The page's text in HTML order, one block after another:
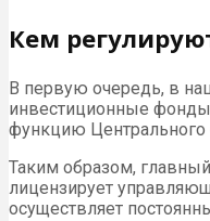
Кем
В первую очередь, в
инвестиционные
функцию Центрального
Таким образом,
лицензирует
осуществляет